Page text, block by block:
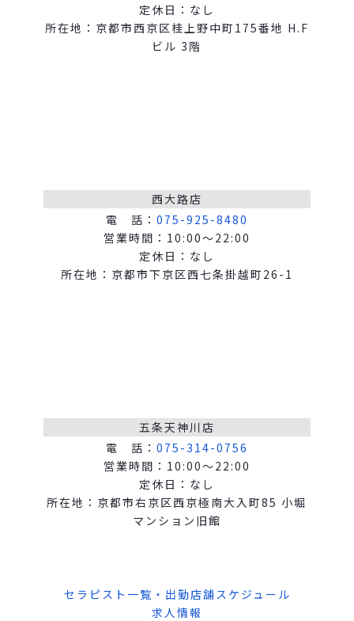
定休日：なし
所在地：京都市西京区桂上野中町175番地 H.F
ビル 3階
西大路店
電 話： 075-925-8480
営業時間：10:00～22:00
定休日：なし
所在地：京都市下京区西七条掛越町26-1
五条天神川店
電 話： 075-314-0756
営業時間：10:00～22:00
定休日：なし
所在地：京都市右京区西京極南大入町85 小堀
マンション旧館
セラピスト一覧・出勤店舗スケジュール
求人情報